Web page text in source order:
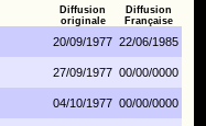
Diffusion
originale
Diffusion
Française
20/09/1977 22/06/1985
27/09/1977 00/00/0000
04/10/1977 00/00/0000